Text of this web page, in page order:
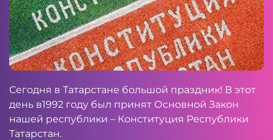
Сегодня в Татарстане большой праздник! В этот
день в1992 году был принят Основной Закон
нашей республики – Конституция Республики
Татарстан.